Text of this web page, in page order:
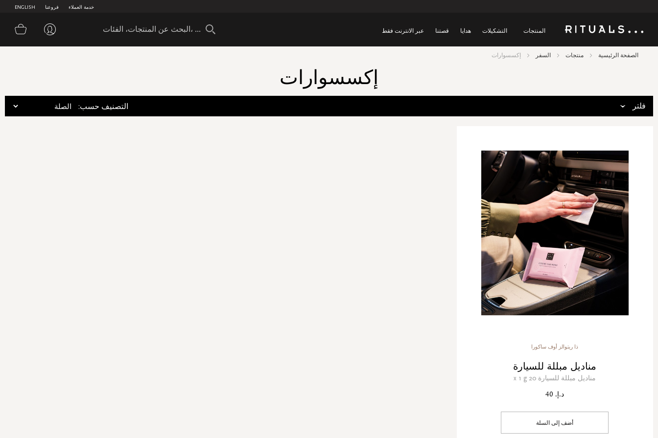
ENGLISH فروعنا خدمة العملاء
المنتجات التشكيلات هدايا قصتنا عبر الانترنت فقط سلة
الصفحة الرئيسية منتجات السفر إكسسوارات
إكسسوارات
فلتر :التصنيف حسب
ذا ريتوالز أوف ساكورا
مناديل مبللة للسيارة
مناديل مبللة للسيارة 20 x 1 g
د.إ. 40
أضف إلى السلة